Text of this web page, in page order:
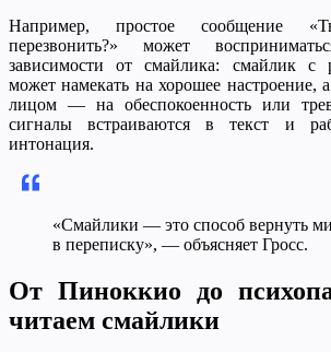
Например, простое сообщение
перезвонить?» может
зависимости от смайлика: смайлик с
может намекать на хорошее настроение,
лицом — на обеспокоенность или
сигналы встраиваются в текст и
интонация.
«Смайлики — это способ вернуть
в переписку», — объясняет Гросс.
От Пиноккио до
читаем смайлики